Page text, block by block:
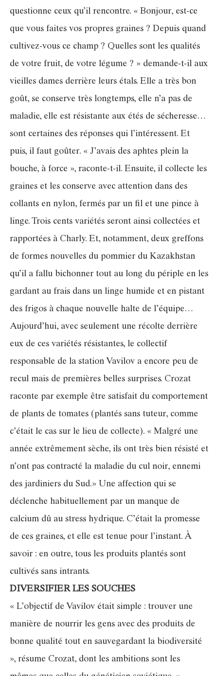
questionne ceux qu’il rencontre. « Bonjour, est-ce
que vous faites vos propres graines ? Depuis quand
cultivez-vous ce champ ? Quelles sont les qualités
de votre fruit, de votre légume ? » demande-t-il aux
vieilles dames derrière leurs étals. Elle a très bon
goût, se conserve très longtemps, elle n’a pas de
maladie, elle est résistante aux étés de sécheresse…
sont certaines des réponses qui l’intéressent. Et
puis, il faut goûter. « J’avais des aphtes plein la
bouche, à force », raconte-t-il. Ensuite, il collecte les
graines et les conserve avec attention dans des
collants en nylon, fermés par un fil et une pince à
linge. Trois cents variétés seront ainsi collectées et
rapportées à Charly. Et, notamment, deux greffons
de formes nouvelles du pommier du Kazakhstan
qu’il a fallu bichonner tout au long du périple en les
gardant au frais dans un linge humide et en pistant
des frigos à chaque nouvelle halte de l’équipe…
Aujourd’hui, avec seulement une récolte derrière
eux de ces variétés résistantes, le collectif
responsable de la station Vavilov a encore peu de
recul mais de premières belles surprises. Crozat
raconte par exemple être satisfait du comportement
de plants de tomates (plantés sans tuteur, comme
c’était le cas sur le lieu de collecte). « Malgré une
année extrêmement sèche, ils ont très bien résisté et
n’ont pas contracté la maladie du cul noir, ennemi
des jardiniers du Sud.» Une affection qui se
déclenche habituellement par un manque de
calcium dû au stress hydrique. C’était la promesse
de ces graines, et elle est tenue pour l’instant. À
savoir : en outre, tous les produits plantés sont
cultivés sans intrants.
DIVERSIFIER LES SOUCHES
« L’objectif de Vavilov était simple : trouver une
manière de nourrir les gens avec des produits de
bonne qualité tout en sauvegardant la biodiversité
», résume Crozat, dont les ambitions sont les